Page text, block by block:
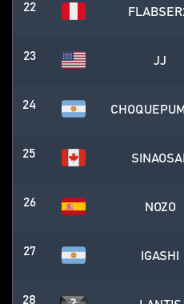
22
23 JJ
24
25
26 NOZO
27 IGASHI
28